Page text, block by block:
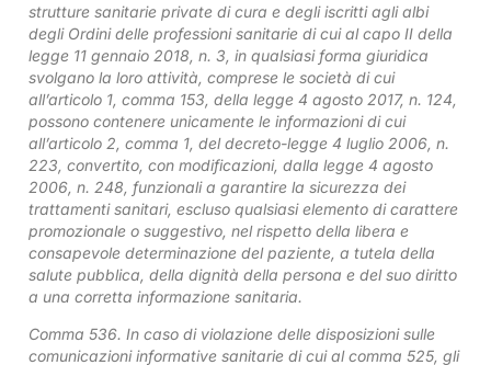
strutture sanitarie private di cura e degli iscritti agli albi
degli Ordini delle professioni sanitarie di cui al capo II della
legge 11 gennaio 2018, n. 3, in qualsiasi forma giuridica
svolgano la loro attività, comprese le società di cui
all’articolo 1, comma 153, della legge 4 agosto 2017, n. 124,
possono contenere unicamente le informazioni di cui
all’articolo 2, comma 1, del decreto-legge 4 luglio 2006, n.
223, convertito, con modificazioni, dalla legge 4 agosto
2006, n. 248, funzionali a garantire la sicurezza dei
trattamenti sanitari, escluso qualsiasi elemento di carattere
promozionale o suggestivo, nel rispetto della libera e
consapevole determinazione del paziente, a tutela della
salute pubblica, della dignità della persona e del suo diritto
a una corretta informazione sanitaria.
Comma 536. In caso di violazione delle disposizioni sulle
comunicazioni informative sanitarie di cui al comma 525, gli